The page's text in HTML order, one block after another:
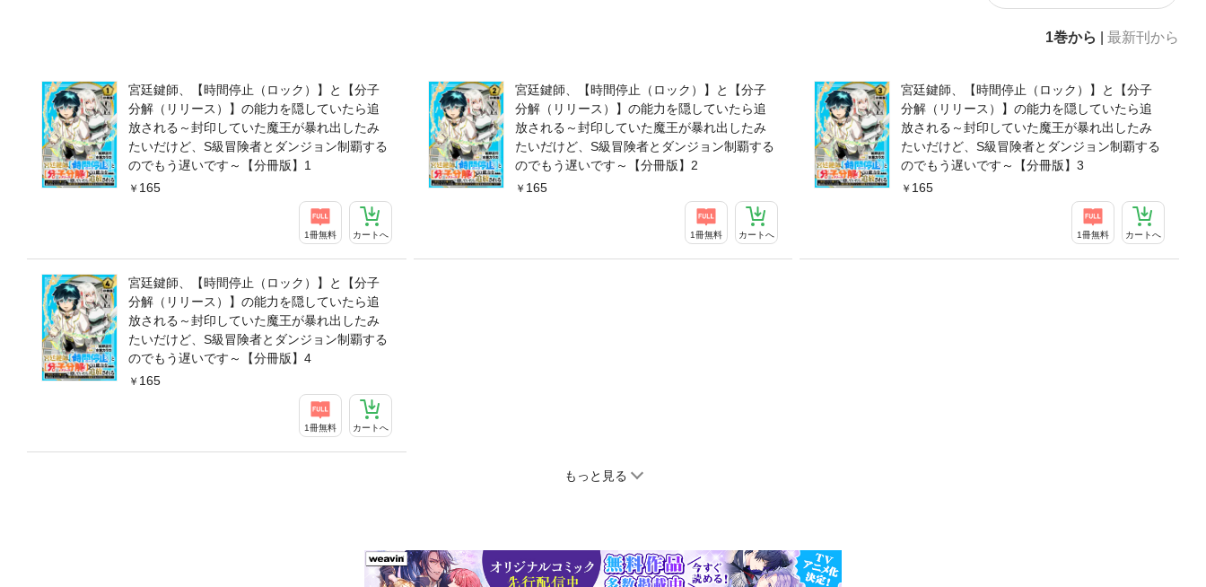
1巻から 最新刊から
宮廷鍵師、【時間停止（ロック）】と【分子
分解（リリース）】の能力を隠していたら追
放される～封印していた魔王が暴れ出したみ
たいだけど、S級冒険者とダンジョン制覇する
のでもう遅いです～【分冊版】1
165
1冊無料 カートへ
宮廷鍵師、【時間停止（ロック）】と【分子
分解（リリース）】の能力を隠していたら追
放される～封印していた魔王が暴れ出したみ
たいだけど、S級冒険者とダンジョン制覇する
のでもう遅いです～【分冊版】2
165
1冊無料 カートへ
宮廷鍵師、【時間停止（ロック）】と【分子
分解（リリース）】の能力を隠していたら追
放される～封印していた魔王が暴れ出したみ
たいだけど、S級冒険者とダンジョン制覇する
のでもう遅いです～【分冊版】3
165
1冊無料 カートへ
宮廷鍵師、【時間停止（ロック）】と【分子
分解（リリース）】の能力を隠していたら追
放される～封印していた魔王が暴れ出したみ
たいだけど、S級冒険者とダンジョン制覇する
のでもう遅いです～【分冊版】4
165
1冊無料 カートへ
もっと見る